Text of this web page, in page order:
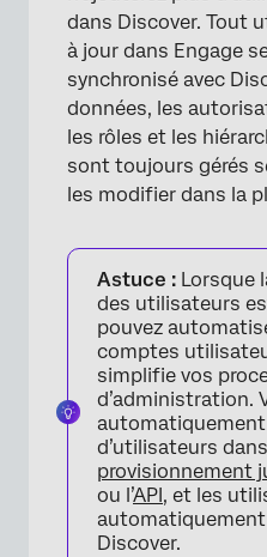
dans Discover. Tout
à jour dans Engage
synchronisé avec
données, les
les rôles et les
sont toujours gérés
les modifier dans la
Astuce : Lorsque
des utilisateurs
pouvez
comptes
simplifie vos
d’administration.
d’utilisateurs
provisionnement
ou l’API , et les
automatiquement
Discover.